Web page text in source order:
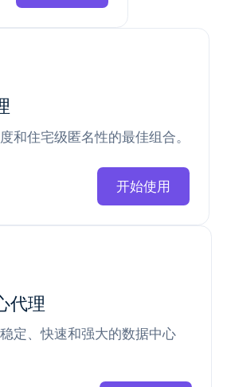
和住宅级匿名性的最佳组合。
开始使用
代理
定、快速和强大的数据中心